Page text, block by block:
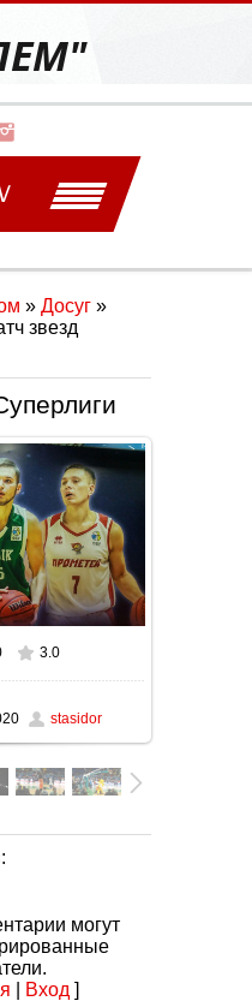
» Досуг »
звезд
1280x720
3.0
stasidor
:
могут
Вход ]